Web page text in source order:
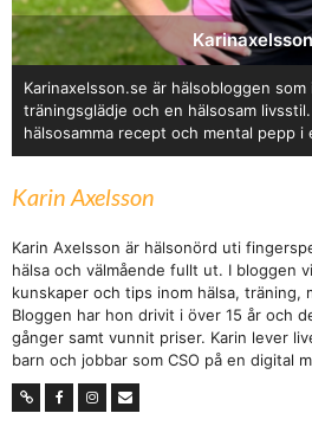
Karinaxelsson.se är hälsobloggen
träningsglädje och en hälsosam
hälsosamma recept och mental pepp i
Karin Axelsson
Karin Axelsson är hälsonörd uti
hälsa och välmående fullt ut. I bloggen
kunskaper och tips inom hälsa, träning,
Bloggen har hon drivit i över 15 år och
gånger samt vunnit priser. Karin lever
barn och jobbar som CSO på en digital